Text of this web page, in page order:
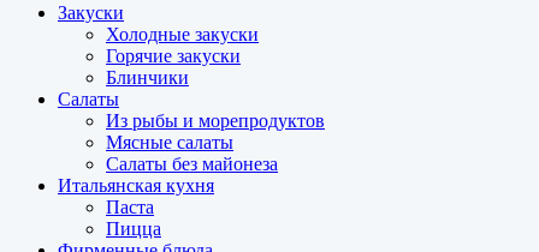
Закуски
Холодные закуски
Горячие закуски
Блинчики
Салаты
Из рыбы и морепродуктов
Мясные салаты
Салаты без майонеза
Итальянская кухня
Паста
Пицца